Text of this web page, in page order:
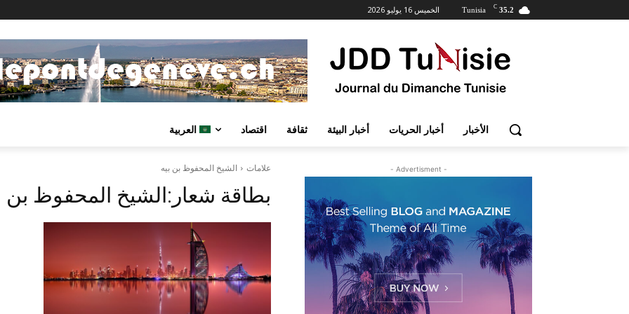
35.2
C
Tunisia الخميس 16 يوليو 2026
الأخبار أخبار الحريات أخبار البيئة ثقافة اقتصاد العربية
علامات الشيخ المحفوظ بن بيه
بطاقة شعار:الشيخ المحفوظ بن
- Advertisment -